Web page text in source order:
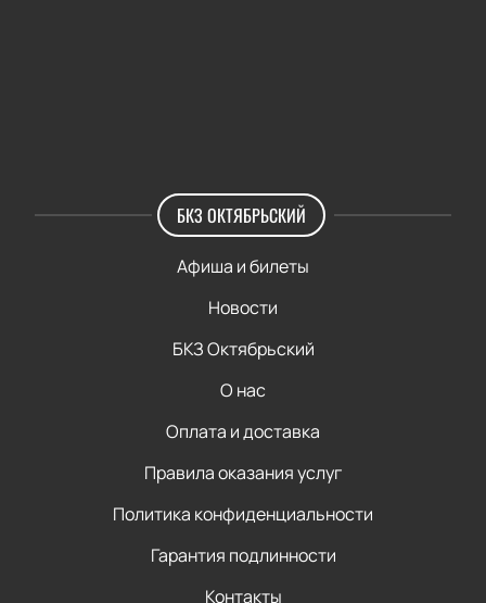
БКЗ ОКТЯБРЬСКИЙ
Афиша и билеты
Новости
БКЗ Октябрьский
О нас
Оплата и доставка
Правила оказания услуг
Политика конфиденциальности
Гарантия подлинности
Контакты